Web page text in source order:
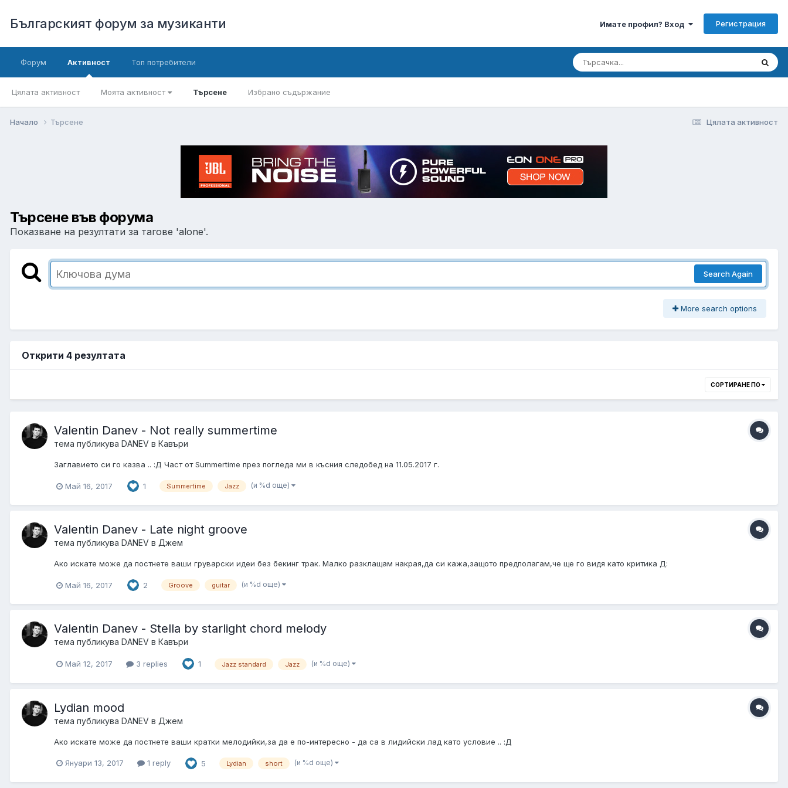
Българският форум за музиканти Имате профил? Вход Регистрация
Форум Активност
Цялата активност Моята активност Търсене Избрано съдържание
Топ потребители
Цялата активност
Начало Търсене
Търсене във форума
Показване на резултати за тагове 'alone'.
Search Again
More search options
Открити 4 резултата
СОРТИРАНЕ ПО
Valentin Danev - Not really summertime
тема публикува DANEV в Кавъри
Заглавието си го казва .. :Д Част от Summertime през погледа ми в късния следобед на 11.05.2017 г.
Май 16, 2017 1 Summertime Jazz (и %d още)
Valentin Danev - Late night groove
тема публикува DANEV в Джем
Ако искате може да постнете ваши груварски идеи без бекинг трак. Малко разклащам накрая,да си кажа,защото предполагам,че ще го видя като критика Д:
Май 16, 2017 2 Groove guitar (и %d още)
Valentin Danev - Stella by starlight chord melody
тема публикува DANEV в Кавъри
Май 12, 2017 3 replies 1 Jazz standard Jazz (и %d още)
Lydian mood
тема публикува DANEV в Джем
Ако искате може да постнете ваши кратки мелодийки,за да е по-интересно - да са в лидийски лад като условие .. :Д
Януари 13, 2017 1 reply 5 Lydian short (и %d още)